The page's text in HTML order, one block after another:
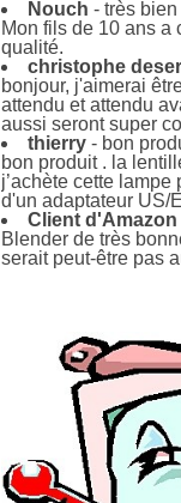
Nouch - très bien
Mon fils de 10 ans a
qualité.
christophe
bonjour, j'aimerai
attendu et attendu
aussi seront super
thierry - bon
bon produit . la
j’achète cette
d'un adaptateur US/
Client d'Amazon
Blender de très
serait peut-être pas